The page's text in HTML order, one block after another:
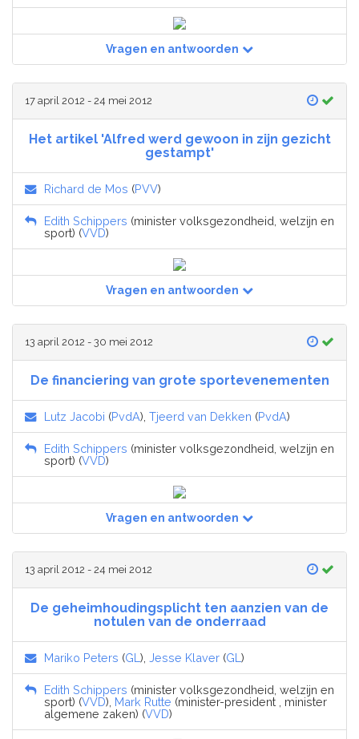
Vragen en antwoorden
17 april 2012 - 24 mei 2012
Het artikel 'Alfred werd gewoon in zijn gezicht
gestampt'
Richard de Mos (PVV)
Edith Schippers (minister volksgezondheid, welzijn en
sport) (VVD)
Vragen en antwoorden
13 april 2012 - 30 mei 2012
De financiering van grote sportevenementen
Lutz Jacobi (PvdA), Tjeerd van Dekken (PvdA)
Edith Schippers (minister volksgezondheid, welzijn en
sport) (VVD)
Vragen en antwoorden
13 april 2012 - 24 mei 2012
De geheimhoudingsplicht ten aanzien van de
notulen van de onderraad
Mariko Peters (GL ), Jesse Klaver (GL )
Edith Schippers (minister volksgezondheid, welzijn en
sport) (VVD), Mark Rutte (minister-president , minister
algemene zaken) (VVD)